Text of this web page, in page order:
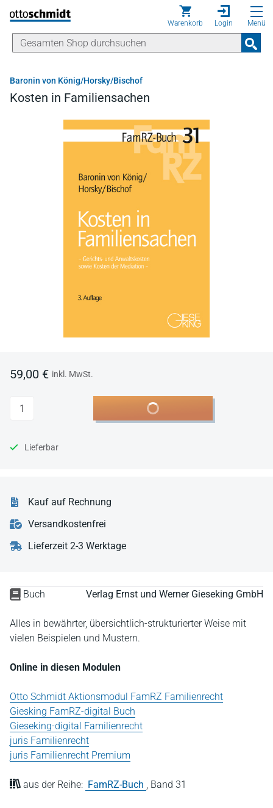
Direkt zum Inhalt
Warenkorb Login Menü
Baronin von König/Horsky/Bischof
Kosten in Familiensachen
Buch Verlag Ernst und Werner Gieseking GmbH
Alles in bewährter, übersichtlich-strukturierter Weise mit
vielen Beispielen und Mustern.
Online in diesen Modulen
Otto Schmidt Aktionsmodul FamRZ Familienrecht
Giesking FamRZ-digital Buch
Gieseking-digital Familienrecht
juris Familienrecht
juris Familienrecht Premium
aus der Reihe: FamRZ-Buch , Band 31
59,00 € inkl. MwSt.
Anzahl In den Warenkorb
Lieferbar
Kauf auf Rechnung
Versandkostenfrei
Lieferzeit 2-3 Werktage